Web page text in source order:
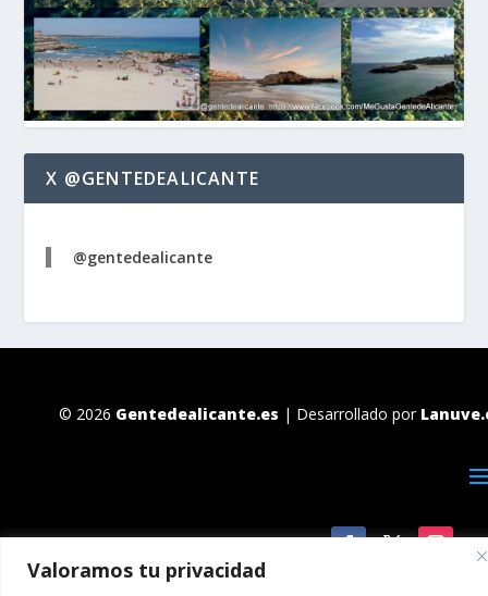
Valoramos tu privacidad
X @GENTEDEALICANTE
@gentedealicante
© 2026 Gentedealicante.es | Desarrollado por